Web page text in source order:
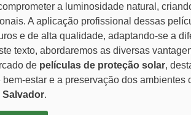
a luminosidade natural,
A aplicação profissional dessas
e de alta qualidade, adaptando-se a
texto, abordaremos as diversas
de películas de proteção solar,
estar e a preservação dos ambientes
Salvador.